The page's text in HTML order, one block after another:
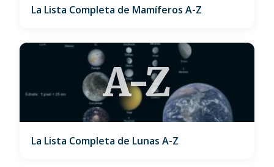
La Lista Completa de Mamíferos A-Z
A-Z
La Lista Completa de Lunas A-Z